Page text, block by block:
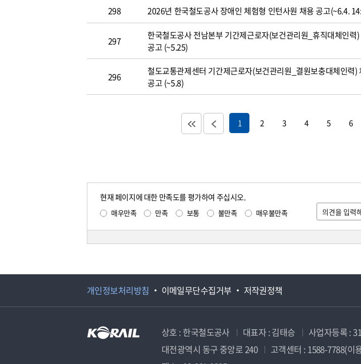
298 2026년 한국철도공사 장애인 체험형 인턴사원 채용 공고(~6.4.
297
한국철도공사 전남본부 기간제근로자(보건관리원_휴직대체인력)
공고 (~5.25)
296
철도교통관제센터 기간제근로자(보건관리원_결원보충대체인력)
공고 (~5.8)
1 2 3 4 5 6
현재 페이지에 대한 만족도를 평가하여 주십시오.
매우만족 만족 보통 불만족 매우불만족
개인정보처리방침 이메일무단수집거부 저작권정책
상호 : 한국철도공사 대표자 : 김태승 사업자등록 :
대전광역시 동구 중앙로 240
고객센터 : 1588-7788(이